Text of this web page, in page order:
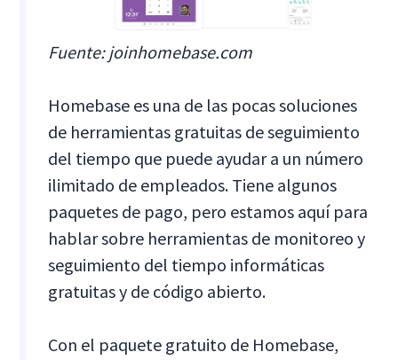
Fuente: joinhomebase.com
Homebase es una de las pocas soluciones
de herramientas gratuitas de seguimiento
del tiempo que puede ayudar a un número
ilimitado de empleados. Tiene algunos
paquetes de pago, pero estamos aquí para
hablar sobre herramientas de monitoreo y
seguimiento del tiempo informáticas
gratuitas y de código abierto.
Con el paquete gratuito de Homebase,